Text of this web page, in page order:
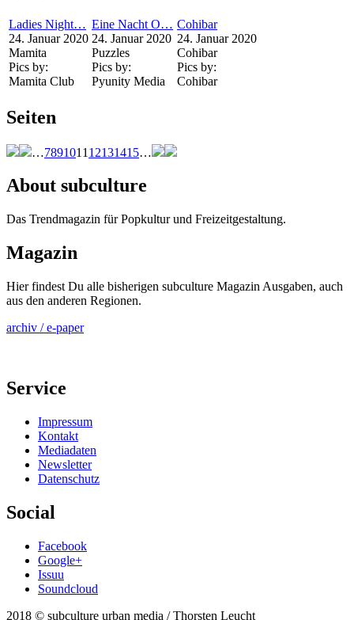
Ladies Night…
24. Januar 2020
Mamita
Pics by:
Mamita Club
Eine Nacht O…
24. Januar 2020
Puzzles
Pics by:
Pyunity Media
Cohibar
24. Januar 2020
Cohibar
Pics by:
Cohibar
Seiten
…7891011 12131415…
About subculture
Das Trendmagazin für Popkultur und Freizeitgestaltung.
Magazin
Hier findest Du alle bisherigen subculture Magazin Ausgaben, auch
aus den anderen Regionen.
archiv / e-paper
Service
Impressum
Kontakt
Mediadaten
Newsletter
Datenschutz
Social
Facebook
Google+
Issuu
Soundcloud
2018 © subculture urban media / Thorsten Leucht